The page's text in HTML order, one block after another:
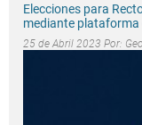
Elecciones para
mediante
25 de Abril 2023 Por: